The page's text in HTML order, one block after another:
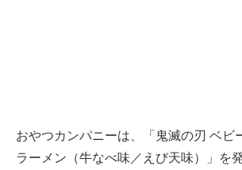
おやつカンパニーは、「鬼滅の刃 ベビ
ラーメン（牛なべ味／えび天味）」を